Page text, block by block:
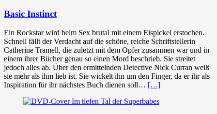
Basic Instinct
Ein Rockstar wird beim Sex brutal mit einem Eispickel erstochen.
Schnell fällt der Verdacht auf die schöne, reiche Schriftstellerin
Catherine Tramell, die zuletzt mit dem Opfer zusammen war und in
einem ihrer Bücher genau so einen Mord beschrieb. Sie streitet
jedoch alles ab. Über den ermittelnden Detective Nick Curran weiß
sie mehr als ihm lieb ist. Sie wickelt ihn um den Finger, da er ihr als
Inspiration für ihr nächstes Buch dienen soll… […]